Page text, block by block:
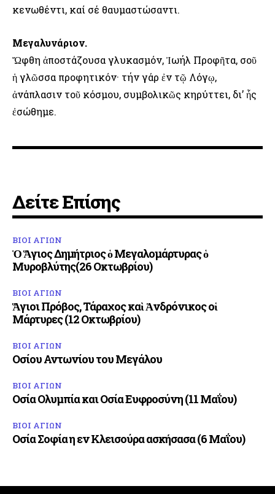
κενωθέντι, καί σέ θαυμαστώσαντι.
Μεγαλυνάριον.
Ὤφθη ἀποστάζουσα γλυκασμόν, Ἰωήλ Προφῆτα, σοῦ
ἡ γλῶσσα προφητικόν· τήν γάρ ἐν τῷ Λόγῳ,
ἀνάπλασιν τοῦ κόσμου, συμβολικῶς κηρύττει, δι’ ἧς
ἐσώθημε.
Δείτε Επίσης
ΒΙΟΙ ΑΓΙΩΝ
Ὁ Ἅγιος Δημήτριος ὁ Μεγαλομάρτυρας ὁ
Μυροβλύτης(26 Οκτωβρίου)
ΒΙΟΙ ΑΓΙΩΝ
Ἅγιοι Πρόβος, Τάραχος καὶ Ἀνδρόνικος οἱ
Μάρτυρες (12 Οκτωβρίου)
ΒΙΟΙ ΑΓΙΩΝ
Οσίου Αντωνίου του Μεγάλου
ΒΙΟΙ ΑΓΙΩΝ
Οσία Ολυμπία και Οσία Ευφροσύνη (11 Μαΐου)
ΒΙΟΙ ΑΓΙΩΝ
Οσία Σοφία η εν Κλεισούρα ασκήσασα (6 Μαΐου)